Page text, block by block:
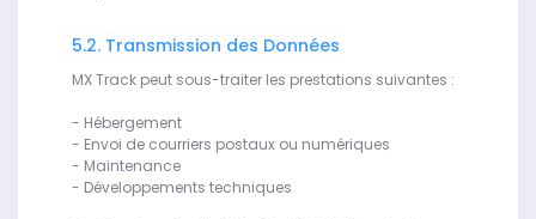
5.2. Transmission des Données
MX Track peut sous-traiter les prestations suivantes :
- Hébergement
- Envoi de courriers postaux ou numériques
- Maintenance
- Développements techniques